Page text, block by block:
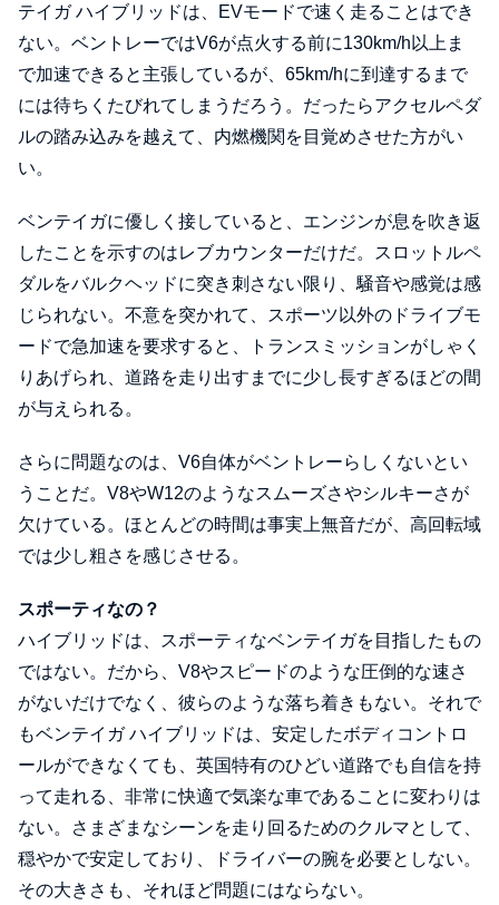
テイガ ハイブリッドは、EVモードで速く走ることはでき
ない。ベントレーではV6が点火する前に130km/h以上ま
で加速できると主張しているが、65km/hに到達するまで
には待ちくたびれてしまうだろう。だったらアクセルペダ
ルの踏み込みを越えて、内燃機関を目覚めさせた方がい
い。
ベンテイガに優しく接していると、エンジンが息を吹き返
したことを示すのはレブカウンターだけだ。スロットルペ
ダルをバルクヘッドに突き刺さない限り、騒音や感覚は感
じられない。不意を突かれて、スポーツ以外のドライブモ
ードで急加速を要求すると、トランスミッションがしゃく
りあげられ、道路を走り出すまでに少し長すぎるほどの間
が与えられる。
さらに問題なのは、V6自体がベントレーらしくないとい
うことだ。V8やW12のようなスムーズさやシルキーさが
欠けている。ほとんどの時間は事実上無音だが、高回転域
では少し粗さを感じさせる。
スポーティなの？
ハイブリッドは、スポーティなベンテイガを目指したもの
ではない。だから、V8やスピードのような圧倒的な速さ
がないだけでなく、彼らのような落ち着きもない。それで
もベンテイガ ハイブリッドは、安定したボディコントロ
ールができなくても、英国特有のひどい道路でも自信を持
って走れる、非常に快適で気楽な車であることに変わりは
ない。さまざまなシーンを走り回るためのクルマとして、
穏やかで安定しており、ドライバーの腕を必要としない。
その大きさも、それほど問題にはならない。